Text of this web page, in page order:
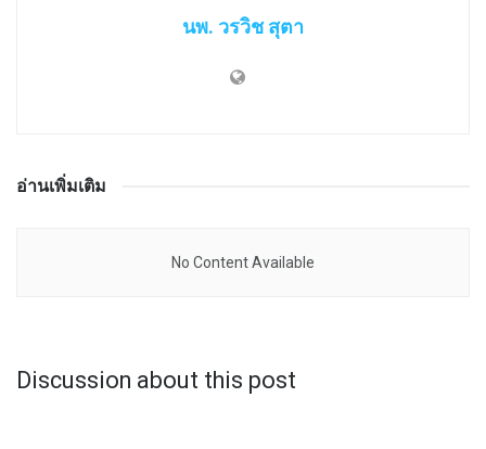
นพ. วรวิช สุตา
อ่านเพิ่มเติม
No Content Available
Discussion about this post